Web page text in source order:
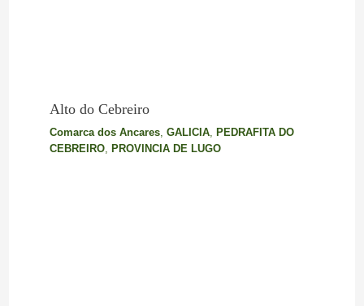
Alto do Cebreiro
Comarca dos Ancares, GALICIA, PEDRAFITA DO
CEBREIRO, PROVINCIA DE LUGO